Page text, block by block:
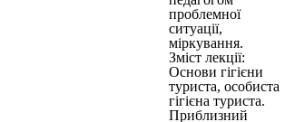
проблемної
ситуації,
міркування.
Зміст лекції:
Основи гігієни
туриста, особиста
гігієна туриста.
Приблизний